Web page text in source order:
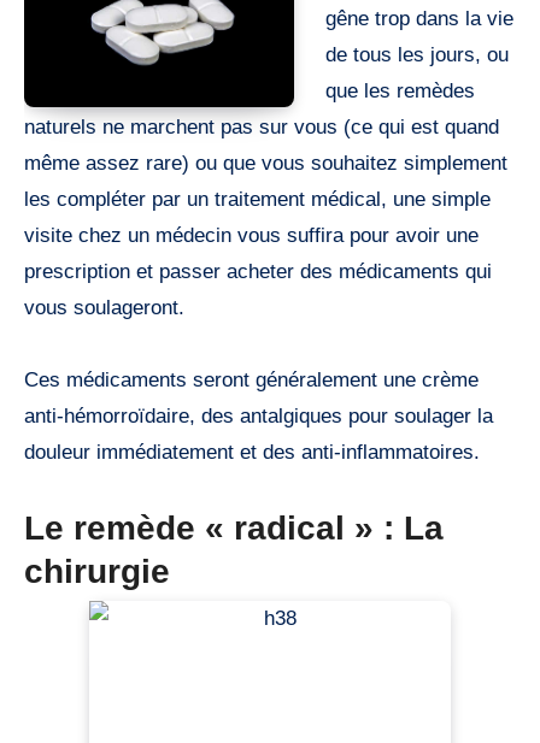
gêne trop dans la vie
de tous les jours, ou
que les remèdes
naturels ne marchent pas sur vous (ce qui est quand
même assez rare) ou que vous souhaitez simplement
les compléter par un traitement médical, une simple
visite chez un médecin vous suffira pour avoir une
prescription et passer acheter des médicaments qui
vous soulageront.
Ces médicaments seront généralement une crème
anti-hémorroïdaire, des antalgiques pour soulager la
douleur immédiatement et des anti-inflammatoires.
Le remède « radical » : La
chirurgie